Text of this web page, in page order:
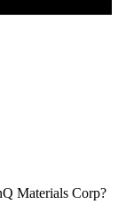
Materials Corp?